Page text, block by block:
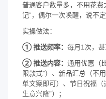
普通客户数量多，不用花费
记”，偶尔一次唤醒，说不
实操做法：
① 推送频率： 每月1次，甚
② 推送内容： 通用优惠（
限款式”）、新品汇总（不
单文案即可）、节日祝福
生意兴隆”）；